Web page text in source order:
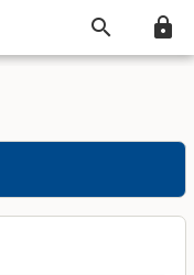
search lock